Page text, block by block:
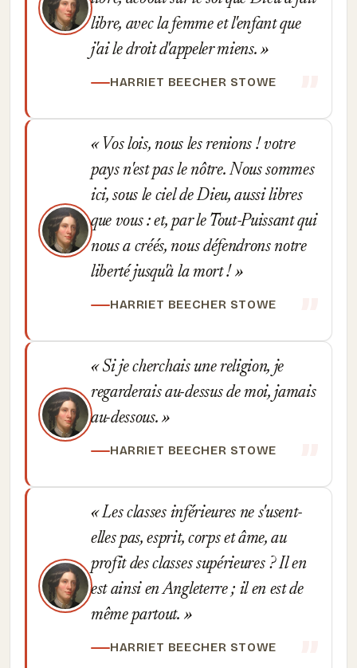
libre, avec la femme et l'enfant que
j'ai le droit d'appeler miens.
HARRIET BEECHER STOWE
Vos lois, nous les renions ! votre
pays n'est pas le nôtre. Nous sommes
ici, sous le ciel de Dieu, aussi libres
que vous : et, par le Tout-Puissant qui
nous a créés, nous défendrons notre
liberté jusqu'à la mort !
HARRIET BEECHER STOWE
Si je cherchais une religion, je
regarderais au-dessus de moi, jamais
au-dessous.
HARRIET BEECHER STOWE
Les classes inférieures ne s'usent-
elles pas, esprit, corps et âme, au
profit des classes supérieures ? Il en
est ainsi en Angleterre ; il en est de
même partout.
HARRIET BEECHER STOWE